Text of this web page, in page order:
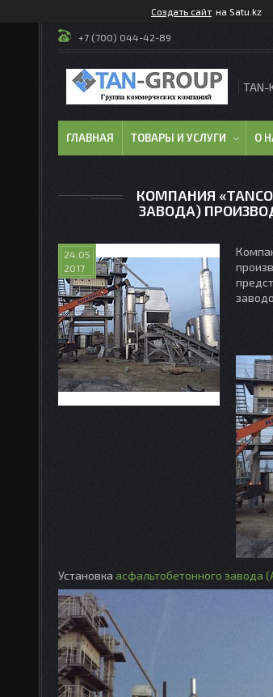
Создать сайт на Satu.kz
+7 (700) 044-42-89
TAN-
ГЛАВНАЯ ТОВАРЫ И УСЛУГИ О
КОМПАНИЯ
ЗАВОДА)
24.05
2017
Установка асфальтобетонного завода